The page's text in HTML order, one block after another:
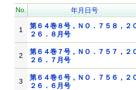
No. 年月日号
1
第６４巻８号，ＮＯ．７５８，２
２６．８月号
2
第６４巻７号，ＮＯ．７５７，２
２６．７月号
3
第６４巻６号，ＮＯ．７５６，２
２６．６月号